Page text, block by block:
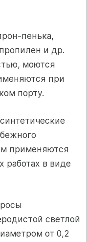
пенька,
и др.
моются
при
порту.
применяются
работах в виде
светлой
от 0,2